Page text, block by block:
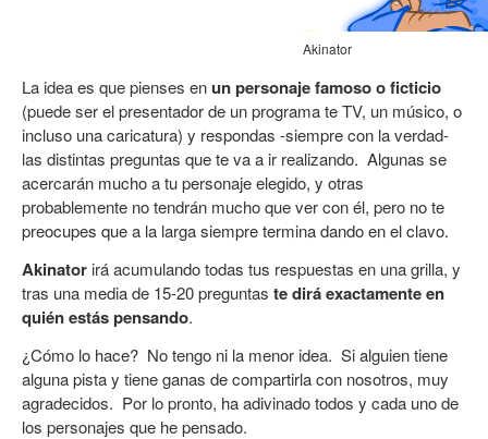
Akinator
La idea es que pienses enun personaje famoso o ficticio
(puede ser el presentador de un programa te TV, un músico, o
incluso una caricatura) y respondas -siempre con la verdad-
las distintas preguntas que te va a ir realizando. Algunas se
acercarán mucho a tu personaje elegido, y otras
probablemente no tendrán mucho que ver con él, pero no te
preocupes que a la larga siempre termina dando en el clavo.
Akinator irá acumulando todas tus respuestas en una grilla, y
tras una media de 15-20 preguntas te dirá exactamente en
quién estás pensando.
¿Cómo lo hace? No tengo ni la menor idea. Si alguien tiene
alguna pista y tiene ganas de compartirla con nosotros, muy
agradecidos. Por lo pronto, ha adivinado todos y cada uno de
los personajes que he pensado.